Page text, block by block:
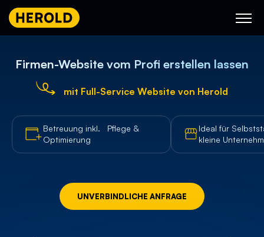
Firmen-Website vom Profi erstellen lassen
mit Full-Service Website von Herold
Betreuung inkl. Pflege &
Optimierung
Ideal für
kleine
UNVERBINDLICHE ANFRAGE